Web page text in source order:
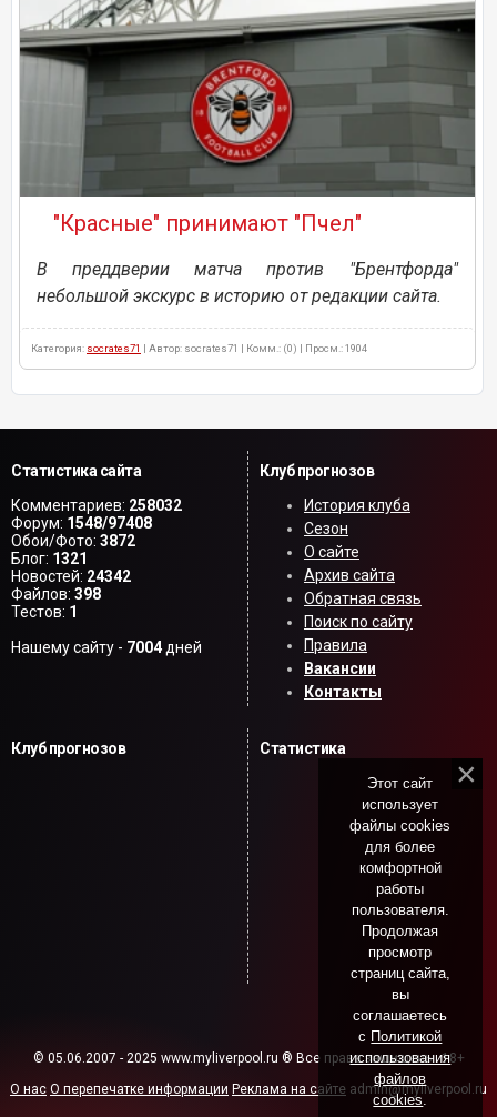
"Красные" принимают "Пчел"
В преддверии матча против "Брентфорда"
небольшой экскурс в историю от редакции сайта.
Категория: socrates71 | Автор: socrates71 | Комм.: (0) | Просм.: 1904
Статистика сайта
Комментариев: 258032
Форум: 1548/97408
Обои/Фото: 3872
Блог: 1321
Новостей: 24342
Файлов: 398
Тестов: 1
Нашему сайту - 7004 дней
Клуб прогнозов
История клуба
Сезон
О сайте
Архив сайта
Обратная связь
Поиск по сайту
Правила
Вакансии
Контакты
Клуб прогнозов Статистика
© 05.06.2007 - 2025 www.myliverpool.ru ® Все права защищены. 18+
О нас О перепечатке информации Реклама на сайте admin@myliverpool.ru
Этот сайт
использует
файлы cookies
для более
комфортной
работы
пользователя.
Продолжая
просмотр
страниц сайта,
вы
соглашаетесь
с Политикой
использования
файлов
cookies